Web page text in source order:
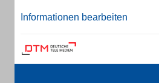
Informationen bearbeiten